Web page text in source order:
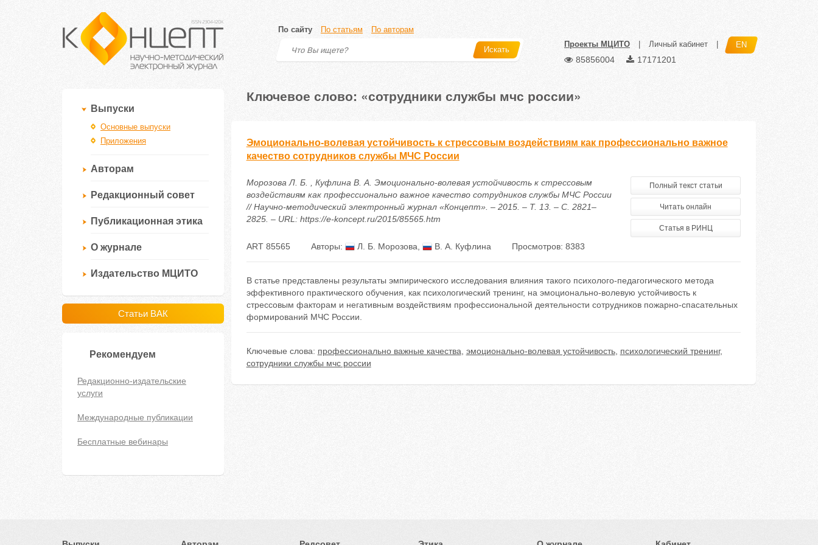
По сайту По статьям По авторам
Искать
Проекты МЦИТО Личный кабинет EN
85856004 17171201
Выпуски
Основные выпуски
Приложения
Авторам
Редакционный совет
Публикационная этика
О журнале
Издательство МЦИТО
Статьи ВАК
Рекомендуем
Редакционно-издательские
услуги
Международные публикации
Бесплатные вебинары
Ключевое слово: «сотрудники службы мчс россии»
Эмоционально-волевая устойчивость к стрессовым воздействиям как профессионально важное
качество сотрудников службы МЧС России
Морозова Л. Б. , Куфлина В. А. Эмоционально-волевая устойчивость к стрессовым
воздействиям как профессионально важное качество сотрудников службы МЧС России
// Научно-методический электронный журнал «Концепт». – 2015. – Т. 13. – С. 2821–
2825. – URL: https://e-koncept.ru/2015/85565.htm
Полный текст статьи
Читать онлайн
Статья в РИНЦ
ART 85565 Авторы: Л. Б. Морозова В. А. Куфлина Просмотров: 8383
В статье представлены результаты эмпирического исследования влияния такого психолого-педагогического метода
эффективного практического обучения, как психологический тренинг, на эмоционально-волевую устойчивость к
стрессовым факторам и негативным воздействиям профессиональной деятельности сотрудников пожарно-спасательных
формирований МЧС России.
Ключевые слова: профессионально важные качества эмоционально-волевая устойчивость, психологический тренинг,
сотрудники службы мчс россии